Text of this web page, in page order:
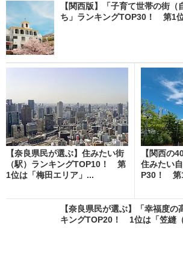
【関西版】「子育て世帯の街（
ち」ランキングTOP30！ 第1
【奈良県民が選ぶ】住みたい街
（駅）ランキングTOP10！ 第
1位は「梅田エリア」...
【関西の
住みたい
P30！ 第
【奈良県民が選ぶ】「幸福度
キングTOP20！ 1位は「笠縫